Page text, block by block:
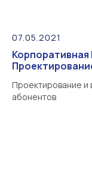
07.05.2021
Проектирование и
абонентов